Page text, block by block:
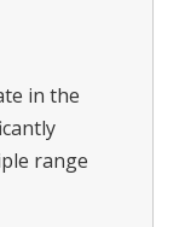
in the
range